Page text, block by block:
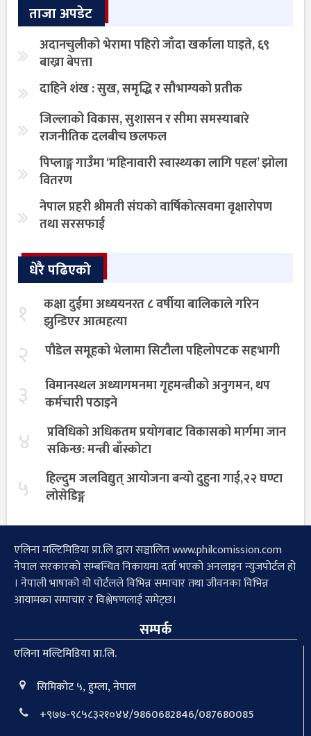
ताजा अपडेट
अदानचुलीको भेरामा पहिरो जाँदा खर्काला घाइते, ६९
बाख्रा बेपत्ता
दाहिने शंख : सुख, समृद्धि र सौभाग्यको प्रतीक
जिल्लाको विकास, सुशासन र सीमा समस्याबारे
राजनीतिक दलबीच छलफल
पिप्लाङ्ग गाउँमा ‘महिनावारी स्वास्थ्यका लागि पहल’ झोला
वितरण
नेपाल प्रहरी श्रीमती संघको वार्षिकोत्सवमा वृक्षारोपण
तथा सरसफाई
धेरै पढिएको
१
कक्षा दुईमा अध्ययनरत ८ वर्षीया बालिकाले गरिन
झुन्डिएर आत्महत्या
२ पौडेल समूहको भेलामा सिटौला पहिलोपटक सहभागी
३
विमानस्थल अध्यागमनमा गृहमन्त्रीको अनुगमन, थप
कर्मचारी पठाइने
४
प्रविधिको अधिकतम प्रयोगबाट विकासको मार्गमा जान
सकिन्छ: मन्त्री बाँस्कोटा
५
हिल्दुम जलविद्युत् आयोजना बन्यो दुहुना गाई,२२ घण्टा
लोसेडिङ्ग
एलिना मल्टिमिडिया प्रा.लि द्वारा सञ्चालित www.philcomission.com
नेपाल सरकारको सम्बन्धित निकायमा दर्ता भएको अनलाइन न्युजपोर्टल हो
। नेपाली भाषाको यो पोर्टलले विभिन्न समाचार तथा जीवनका विभिन्न
आयामका समाचार र विश्लेषणलाई समेट्छ।
सम्पर्क
एलिना मल्टिमिडिया प्रा.लि.
सिमिकोट ५, हुम्ला, नेपाल
+९७७-९८५८३२१०४४/9860682846/087680085